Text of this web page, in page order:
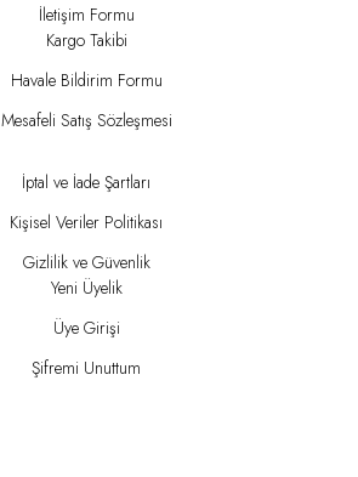
İletişim Formu
Kargo Takibi
Havale Bildirim Formu
Mesafeli Satış Sözleşmesi
İptal ve İade Şartları
Kişisel Veriler Politikası
Gizlilik ve Güvenlik
Yeni Üyelik
Üye Girişi
Şifremi Unuttum